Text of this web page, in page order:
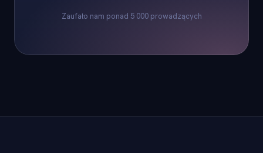
Zaufało nam ponad 5 000 prowadzących